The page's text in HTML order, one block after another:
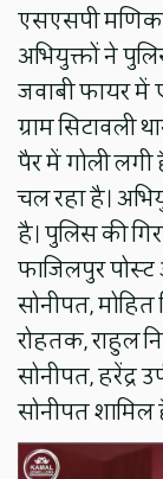
एसएसपी
अभियुक्तों ने
जवाबी फायर में
ग्राम सिटावली
पैर में गोली
चल रहा है।
है। पुलिस की
फाजिलपुर
सोनीपत,
रोहतक, राहुल
सोनीपत, हरेंद्र
सोनीपत शामिल